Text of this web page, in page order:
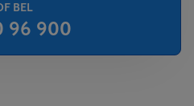
BEL
96 900